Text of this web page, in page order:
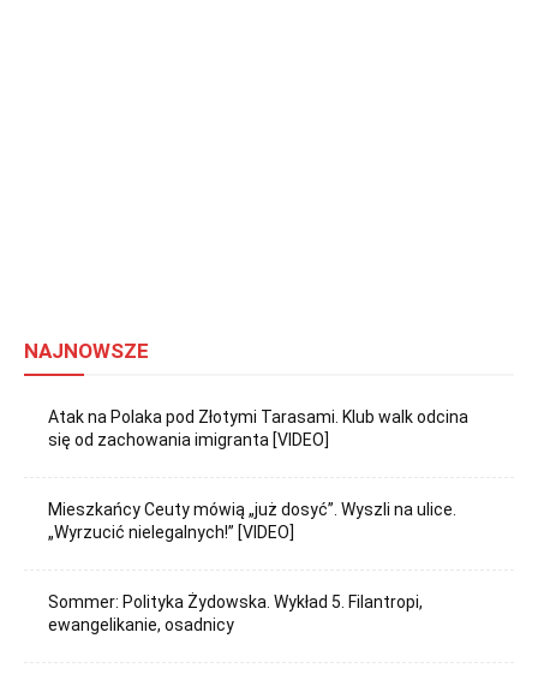
NAJNOWSZE
Atak na Polaka pod Złotymi Tarasami. Klub walk odcina
się od zachowania imigranta [VIDEO]
Mieszkańcy Ceuty mówią „już dosyć”. Wyszli na ulice.
„Wyrzucić nielegalnych!” [VIDEO]
Sommer: Polityka Żydowska. Wykład 5. Filantropi,
ewangelikanie, osadnicy